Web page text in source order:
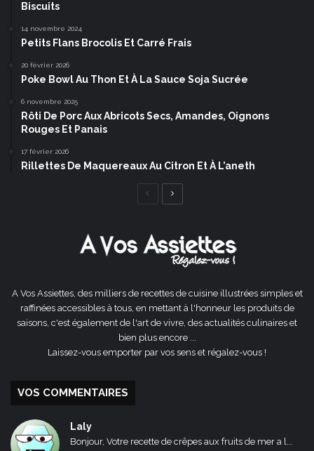
Biscuits
14 novembre 2024
Petits Flans Brocolis Et Carré Frais
20 février 2026
Poke Bowl Au Thon Et À La Sauce Soja Sucrée
6 novembre 2025
Rôti De Porc Aux Abricots Secs, Amandes, Oignons
Rouges Et Panais
17 février 2026
Rillettes De Maquereaux Au Citron Et À L’aneth
Page
A Vos Assiettes, des milliers de recettes de cuisine illustrées simples et
raffinées accessibles à tous, en mettant à l'honneur les produits de
saisons, c'est également de l'art de vivre, des actualités culinaires et
bien plus encore ...
Laissez-vous emporter par vos sens et régalez-vous !
VOS COMMENTAIRES
Laly
Bonjour, Votre recette de crêpes aux fruits de mer a l...